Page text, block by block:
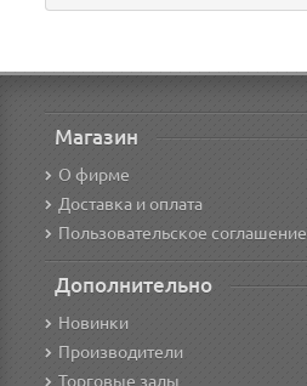
Магазин
О фирме
Доставка и оплата
Пользовательское соглашение
Дополнительно
Новинки
Производители
Торговые залы